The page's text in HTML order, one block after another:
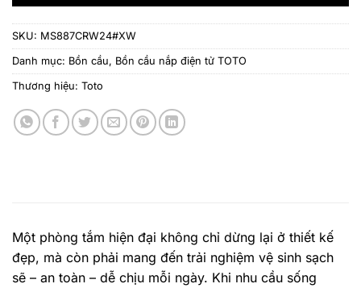
SKU: MS887CRW24#XW
Danh mục: Bồn cầu, Bồn cầu nắp điện tử TOTO
Thương hiệu: Toto
Một phòng tắm hiện đại không chỉ dừng lại ở thiết kế
đẹp, mà còn phải mang đến trải nghiệm vệ sinh sạch
sẽ – an toàn – dễ chịu mỗi ngày. Khi nhu cầu sống